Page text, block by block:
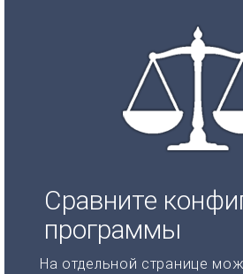
Сравните
программы
На отдельной странице